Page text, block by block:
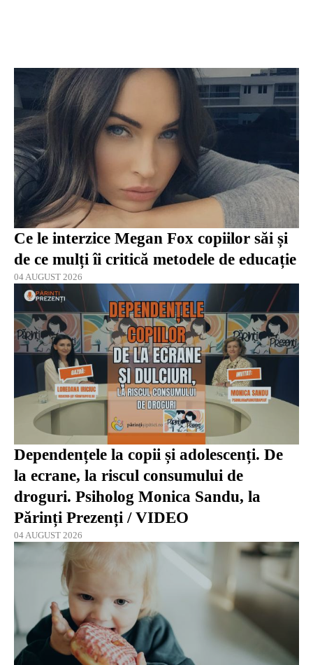
Ce le interzice Megan Fox copiilor săi și
de ce mulți îi critică metodele de educație
04 AUGUST 2026
Dependențele la copii și adolescenți. De
la ecrane, la riscul consumului de
droguri. Psiholog Monica Sandu, la
Părinți Prezenți / VIDEO
04 AUGUST 2026